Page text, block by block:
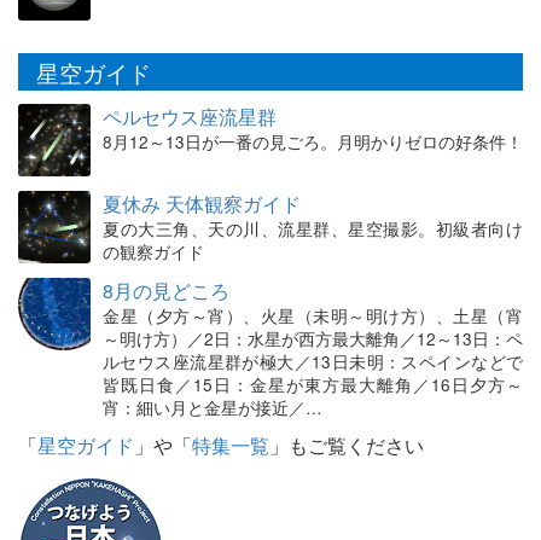
星空ガイド
ペルセウス座流星群
8月12～13日が一番の見ごろ。月明かりゼロの好条件！
夏休み 天体観察ガイド
夏の大三角、天の川、流星群、星空撮影。初級者向け
の観察ガイド
8月の見どころ
金星（夕方～宵）、火星（未明～明け方）、土星（宵
～明け方）／2日：水星が西方最大離角／12～13日：ペ
ルセウス座流星群が極大／13日未明：スペインなどで
皆既日食／15日：金星が東方最大離角／16日夕方～
宵：細い月と金星が接近／…
「星空ガイド 」や「特集一覧 」もご覧ください